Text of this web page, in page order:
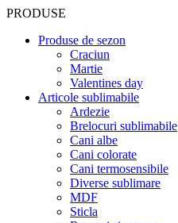
PRODUSE
Produse de sezon
Craciun
Martie
Valentines day
Articole sublimabile
Ardezie
Brelocuri sublimabile
Cani albe
Cani colorate
Cani termosensibile
Diverse sublimare
MDF
Sticla